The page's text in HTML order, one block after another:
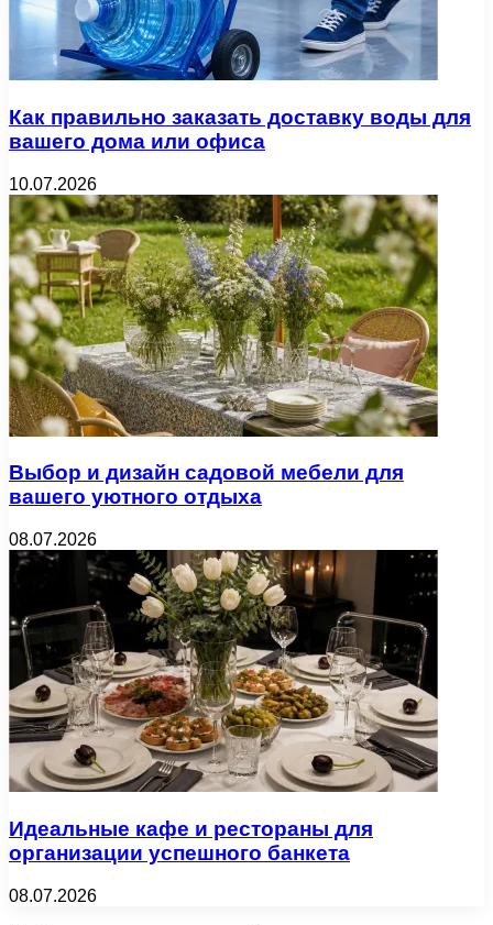
Как правильно заказать доставку воды для
вашего дома или офиса
10.07.2026
Выбор и дизайн садовой мебели для
вашего уютного отдыха
08.07.2026
Идеальные кафе и рестораны для
организации успешного банкета
08.07.2026